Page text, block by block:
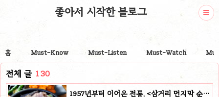
좋아서 시작한 블로그
홈 Must-Know Must-Listen Must-Watch
전체 글 130
1957년부터 이어온 전통, <삼거리 먼지막 순대